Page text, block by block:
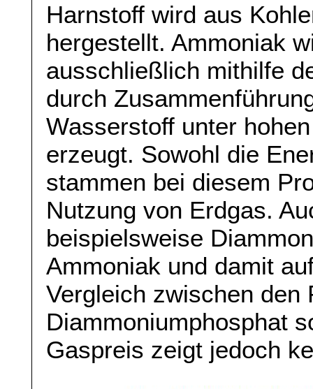
Harnstoff wird aus
hergestellt. Ammoniak
ausschließlich mithilfe
durch
Wasserstoff unter
erzeugt. Sowohl die
stammen bei diesem
Nutzung von Erdgas.
beispielsweise
Ammoniak und damit
Vergleich zwischen den
Diammoniumphosphat
Gaspreis zeigt jedoch